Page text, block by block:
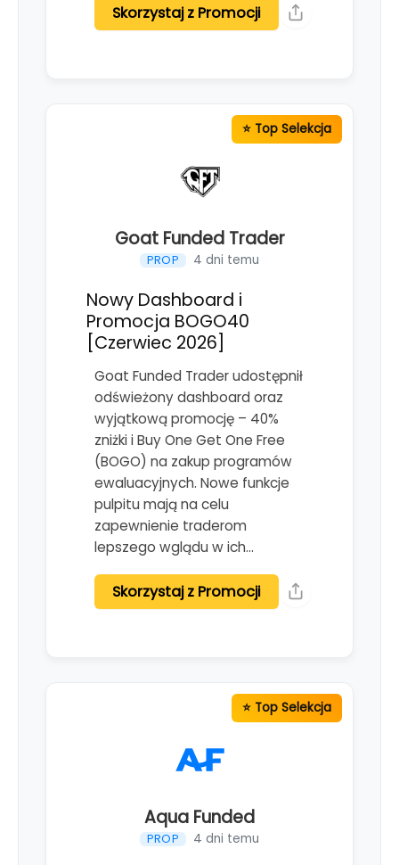
Skorzystaj z Promocji
Goat Funded Trader
PROP 4 dni temu
Nowy Dashboard i
Promocja BOGO40
[Czerwiec 2026]
Goat Funded Trader udostępnił
odświeżony dashboard oraz
wyjątkową promocję – 40%
zniżki i Buy One Get One Free
(BOGO) na zakup programów
ewaluacyjnych. Nowe funkcje
pulpitu mają na celu
zapewnienie traderom
lepszego wglądu w ich…
Skorzystaj z Promocji
Aqua Funded
PROP 4 dni temu